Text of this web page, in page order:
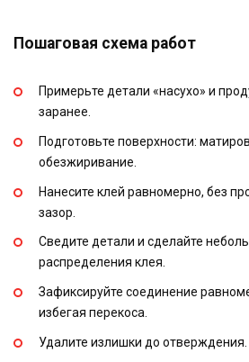
Пошаговая схема работ
Примерьте детали «насухо» и
заранее.
Подготовьте поверхности:
обезжиривание.
Нанесите клей равномерно, без
зазор.
Сведите детали и сделайте
распределения клея.
Зафиксируйте соединение
избегая перекоса.
Удалите излишки до отверждения.